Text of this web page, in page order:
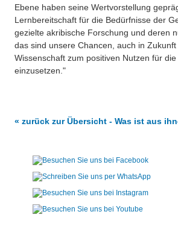
Ebene haben seine Wertvorstellung
Lernbereitschaft für die Bedürfnisse der
gezielte akribische Forschung und deren
das sind unsere Chancen, auch in
Wissenschaft zum positiven Nutzen für
einzusetzen."
« zurück zur Übersicht - Was ist aus